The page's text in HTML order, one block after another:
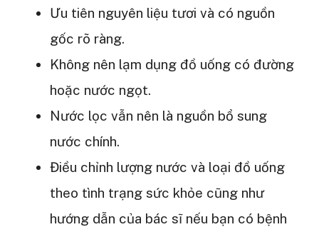
Ưu tiên nguyên liệu tươi và có nguồn
gốc rõ ràng.
Không nên lạm dụng đồ uống có đường
hoặc nước ngọt.
Nước lọc vẫn nên là nguồn bổ sung
nước chính.
Điều chỉnh lượng nước và loại đồ uống
theo tình trạng sức khỏe cũng như
hướng dẫn của bác sĩ nếu bạn có bệnh